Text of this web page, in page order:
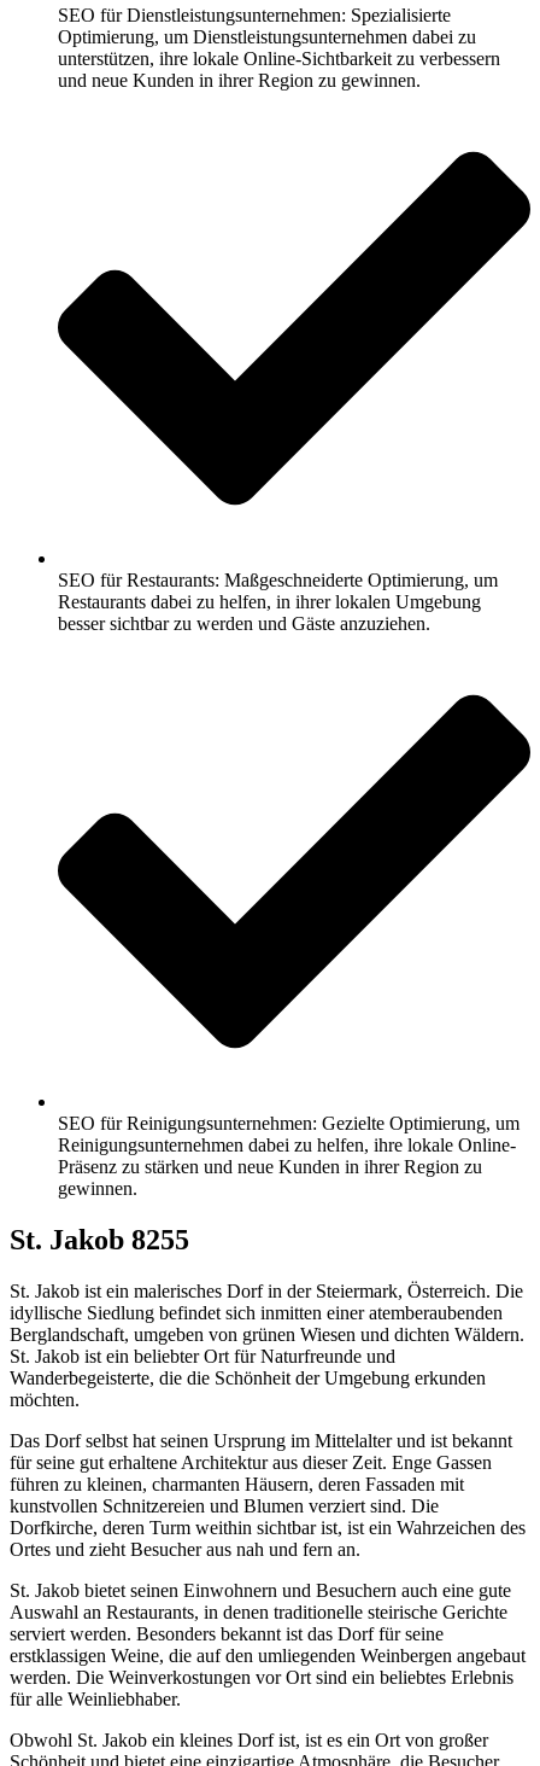
SEO für Dienstleistungsunternehmen: Spezialisierte
Optimierung, um Dienstleistungsunternehmen dabei zu
unterstützen, ihre lokale Online-Sichtbarkeit zu verbessern
und neue Kunden in ihrer Region zu gewinnen.
SEO für Restaurants: Maßgeschneiderte Optimierung, um
Restaurants dabei zu helfen, in ihrer lokalen Umgebung
besser sichtbar zu werden und Gäste anzuziehen.
SEO für Reinigungsunternehmen: Gezielte Optimierung, um
Reinigungsunternehmen dabei zu helfen, ihre lokale Online-
Präsenz zu stärken und neue Kunden in ihrer Region zu
gewinnen.
St. Jakob 8255
St. Jakob ist ein malerisches Dorf in der Steiermark, Österreich. Die
idyllische Siedlung befindet sich inmitten einer atemberaubenden
Berglandschaft, umgeben von grünen Wiesen und dichten Wäldern.
St. Jakob ist ein beliebter Ort für Naturfreunde und
Wanderbegeisterte, die die Schönheit der Umgebung erkunden
möchten.
Das Dorf selbst hat seinen Ursprung im Mittelalter und ist bekannt
für seine gut erhaltene Architektur aus dieser Zeit. Enge Gassen
führen zu kleinen, charmanten Häusern, deren Fassaden mit
kunstvollen Schnitzereien und Blumen verziert sind. Die
Dorfkirche, deren Turm weithin sichtbar ist, ist ein Wahrzeichen des
Ortes und zieht Besucher aus nah und fern an.
St. Jakob bietet seinen Einwohnern und Besuchern auch eine gute
Auswahl an Restaurants, in denen traditionelle steirische Gerichte
serviert werden. Besonders bekannt ist das Dorf für seine
erstklassigen Weine, die auf den umliegenden Weinbergen angebaut
werden. Die Weinverkostungen vor Ort sind ein beliebtes Erlebnis
für alle Weinliebhaber.
Obwohl St. Jakob ein kleines Dorf ist, ist es ein Ort von großer
Schönheit und bietet eine einzigartige Atmosphäre, die Besucher